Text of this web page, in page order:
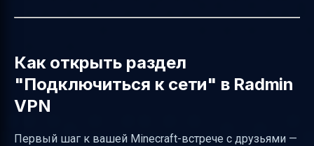
Типы сетей в разделе "Игровая сеть" и их
выбор для Minecraft
Типичные проблемы при подключении и их
решения
Как открыть раздел
"Подключиться к сети" в Radmin
VPN
Первый шаг к вашей Minecraft-встрече с друзьями —